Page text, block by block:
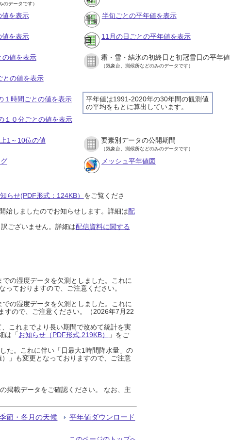
のデータです）
値を表示 半旬ごとの平年値を表示
値を表示 11月の日ごとの平年値を表示
の値を表示 霜・雪・結氷の初終日と初冠雪日の平年
（気象台、測候所などのみのデータです）
との値を表示
平年値は1991-2020年の30年間の観測値
の平均をもとに算出しています。
１時間ごとの値を表示
１０分ごとの値を表示
1～10位の値 要素別データの公開期間
（気象台、測候所などのみのデータです）
メッシュ平年値図
らせ(PDF形式：124KB） をご覧くださ
始しましたのでお知らせします。詳細は配
ございません。詳細は配信資料に関する
の湿度データを欠測としました。これに
ておりますので、ご注意ください。
の湿度データを欠測としました。これに
すので、ご注意ください。（2026年7月22
これまでより長い期間で改めて統計を実
は「お知らせ（PDF形式:219KB）
」をご
た。これに伴い「日最大1時間降水量」の
」も変更となっておりますので、ご注意
掲載データをご確認ください。 なお、主
節・各月の天候 平年値ダウンロード